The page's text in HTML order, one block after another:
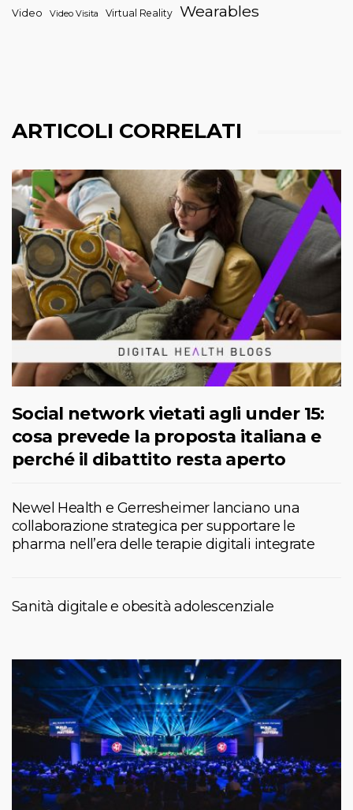
Video Video Visita Virtual Reality Wearables
ARTICOLI CORRELATI
Social network vietati agli under 15:
cosa prevede la proposta italiana e
perché il dibattito resta aperto
Newel Health e Gerresheimer lanciano una
collaborazione strategica per supportare le
pharma nell’era delle terapie digitali integrate
Sanità digitale e obesità adolescenziale